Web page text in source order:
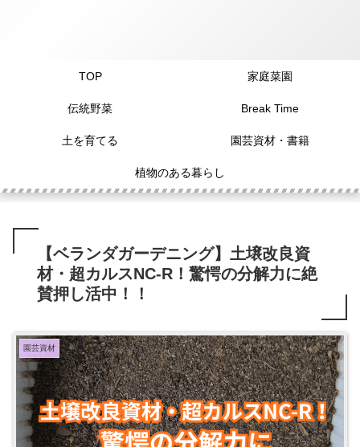
TOP 家庭菜園
伝統野菜 Break Time
土を育てる 園芸資材・書籍
植物のある暮らし
【ベランダガーデニング】土壌改良資
材・超カルスNC-R！驚愕の分解力に絶
賛押し活中！！
園芸資材